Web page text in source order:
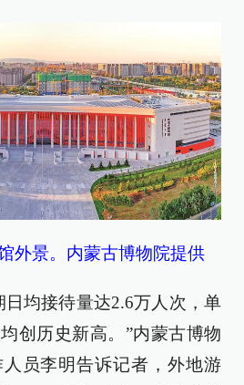
外景。内蒙古博物院提供
日均接待量达2.6万人次，单
创历史新高。”内蒙古博物
员李明告诉记者，外地游